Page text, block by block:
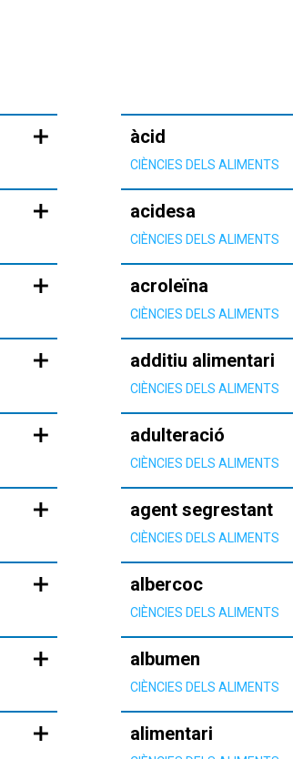
àcid
CIÈNCIES DELS ALIMENTS
acidesa
CIÈNCIES DELS ALIMENTS
acroleïna
CIÈNCIES DELS ALIMENTS
additiu alimentari
CIÈNCIES DELS ALIMENTS
adulteració
CIÈNCIES DELS ALIMENTS
agent segrestant
CIÈNCIES DELS ALIMENTS
albercoc
CIÈNCIES DELS ALIMENTS
albumen
CIÈNCIES DELS ALIMENTS
alimentari